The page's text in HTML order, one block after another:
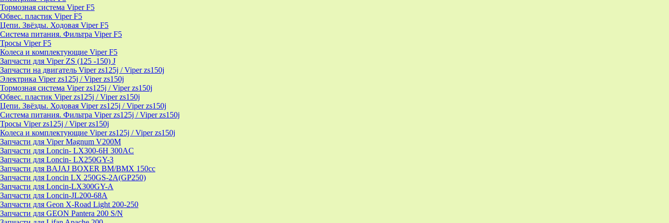
Тормозная система Viper F5
Обвес. пластик Viper F5
Цепи. Звёзды. Ходовая Viper F5
Система питания. Фильтра Viper F5
Тросы Viper F5
Колеса и комплектующие Viper F5
Запчасти для Viper ZS (125 -150) J
Запчасти на двигатель Viper zs125j / Viper zs150j
Электрика Viper zs125j / Viper zs150j
Тормозная система Viper zs125j / Viper zs150j
Обвес. пластик Viper zs125j / Viper zs150j
Цепи. Звёзды. Ходовая Viper zs125j / Viper zs150j
Система питания. Фильтра Viper zs125j / Viper zs150j
Тросы Viper zs125j / Viper zs150j
Колеса и комплектующие Viper zs125j / Viper zs150j
Запчасти для Viper Magnum V200M
Запчасти для Loncin- LX300-6H 300AC
Запчасти для Loncin- LX250GY-3
Запчасти для BAJAJ BOXER BM/ВМX 150cc
Запчасти для Loncin LX 250GS-2A(GP250)
Запчасти для Loncin-LX300GY-A
Запчасти для Loncin-JL200-68A
Запчасти для Geon X-Road Light 200-250
Запчасти для GEON Pantera 200 S/N